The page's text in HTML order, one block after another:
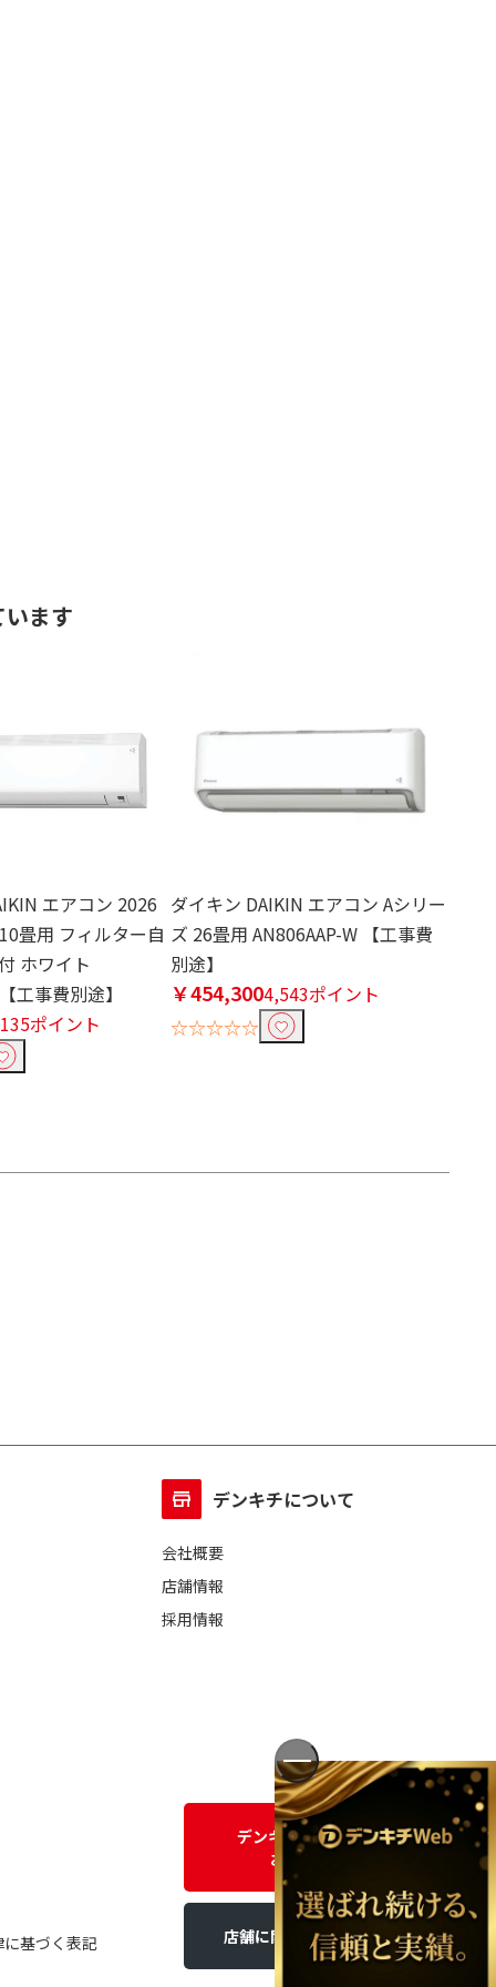
ます
エアコン 2026
畳用 フィルター自
ホワイト
工事費別途】
ポイント
ダイキン DAIKIN エアコン Aシリー
ズ 26畳用 AN806AAP-W 【工事費
別途】
￥454,3004,543ポイント
☆☆☆☆☆
デンキチについて
会社概要
店舗情報
採用情報
基づく表記
デンキチWEBに関する
お問い合わせ
店舗に関するお問い合わせ